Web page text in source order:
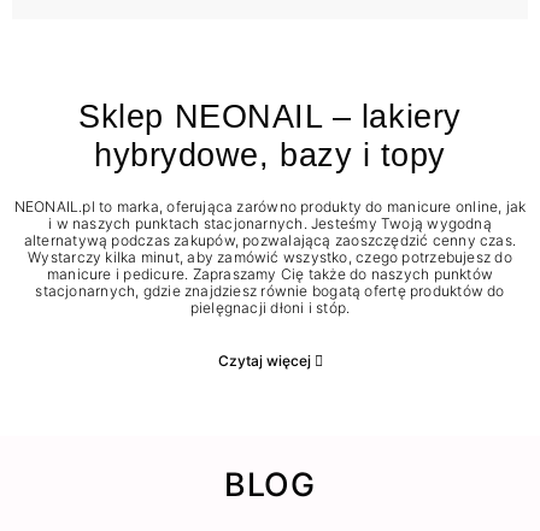
Sklep NEONAIL – lakiery
hybrydowe, bazy i topy
NEONAIL.pl to marka, oferująca zarówno produkty do manicure online, jak
i w naszych punktach stacjonarnych. Jesteśmy Twoją wygodną
alternatywą podczas zakupów, pozwalającą zaoszczędzić cenny czas.
Wystarczy kilka minut, aby zamówić wszystko, czego potrzebujesz do
manicure i pedicure. Zapraszamy Cię także do naszych punktów
stacjonarnych, gdzie znajdziesz równie bogatą ofertę produktów do
pielęgnacji dłoni i stóp.
Czytaj więcej
BLOG